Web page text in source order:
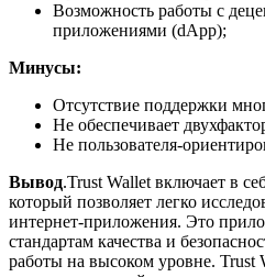
Возможность работы с
приложениями (dApp);
Минусы:
Отсутствие поддержки
Не обеспечивает
Не пользователя-
Вывод.Trust Wallet включает в
который позволяет легко
интернет-приложения. Это
стандартам качества и
работы на высоком уровне. Trust